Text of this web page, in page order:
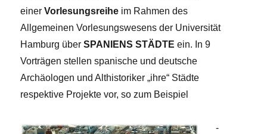
einerVorlesungsreihe im Rahmen des
Allgemeinen Vorlesungswesens der Universität
Hamburg überSPANIENS STÄDTE ein. In 9
Vorträgen stellen spanische und deutsche
Archäologen und Althistoriker „ihre“ Städte
respektive Projekte vor, so zum Beispiel
-